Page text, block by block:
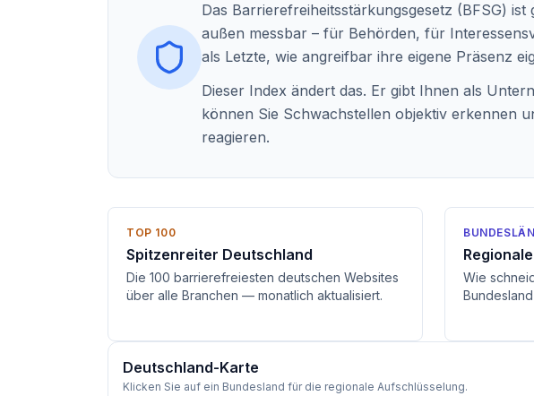
Das Barrierefreiheitsstärkungsgesetz (BFSG)
außen messbar – für Behörden, für
als Letzte, wie angreifbar ihre eigene Präsenz
Dieser Index ändert das. Er gibt Ihnen als
können Sie Schwachstellen objektiv erkennen
reagieren.
TOP 100
Spitzenreiter Deutschland
Die 100 barrierefreiesten deutschen Websites
über alle Branchen — monatlich aktualisiert.
Wie
Deutschland-Karte
Klicken Sie auf ein Bundesland für die regionale Aufschlüsselung.